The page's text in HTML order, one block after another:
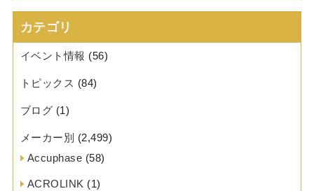
カテゴリ
イベント情報 (56)
トピックス (84)
ブログ (1)
メーカー別 (2,499)
Accuphase (58)
ACROLINK (1)